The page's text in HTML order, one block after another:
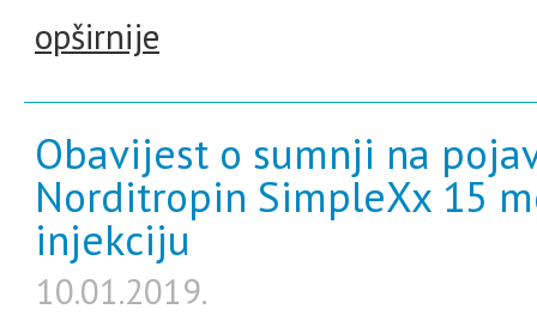
opširnije
Obavijest o sumnji na
Norditropin SimpleXx 15
injekciju
10.01.2019.